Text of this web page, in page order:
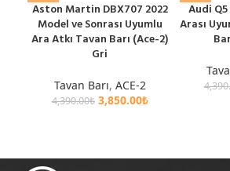
Aston Martin DBX707 2022
Model ve Sonrası Uyumlu
Ara Atkı Tavan Barı (Ace-2)
Gri
Tavan Barı, ACE-2
4,390.00₺ 3,850.00₺
Audi
Arası